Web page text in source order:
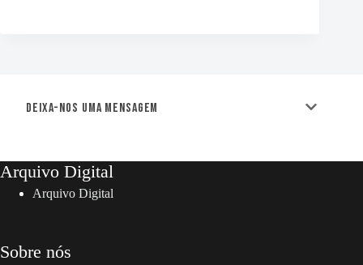
Deixa-nos uma mensagem
Arquivo Digital
Arquivo Digital
Sobre nós